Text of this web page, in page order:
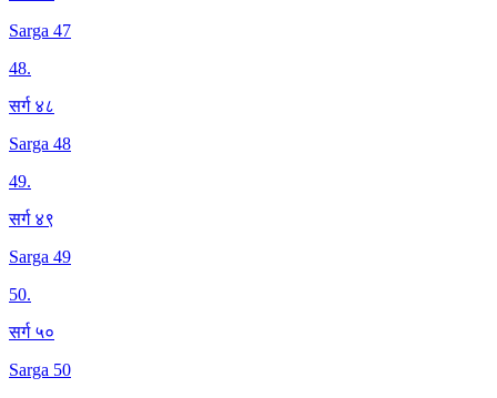
Sarga 47
48.
सर्ग ४८
Sarga 48
49.
सर्ग ४९
Sarga 49
50.
सर्ग ५०
Sarga 50